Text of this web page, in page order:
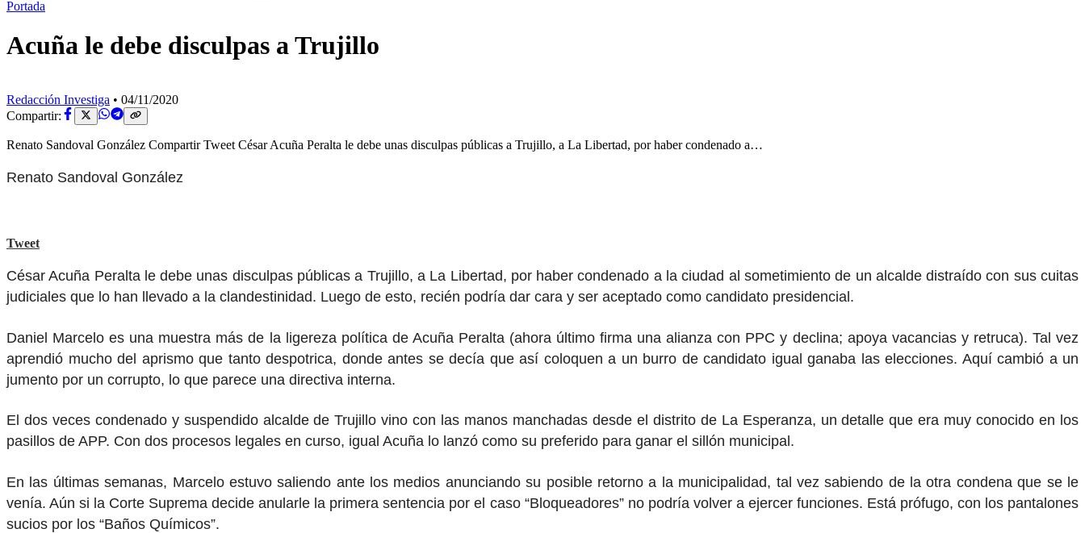
Portada
Acuña le debe disculpas a Trujillo
Redacción Investiga • 04/11/2020
Compartir:
Renato Sandoval González Compartir Tweet César Acuña Peralta le debe unas disculpas públicas a Trujillo, a La Libertad, por haber condenado a…
Renato Sandoval González
Tweet
César Acuña Peralta le debe unas disculpas públicas a Trujillo, a La Libertad, por haber condenado a la ciudad al sometimiento de un alcalde distraído con sus cuitas
judiciales que lo han llevado a la clandestinidad. Luego de esto, recién podría dar cara y ser aceptado como candidato presidencial.
Daniel Marcelo es una muestra más de la ligereza política de Acuña Peralta (ahora último firma una alianza con PPC y declina; apoya vacancias y retruca). Tal vez
aprendió mucho del aprismo que tanto despotrica, donde antes se decía que así coloquen a un burro de candidato igual ganaba las elecciones. Aquí cambió a un
jumento por un corrupto, lo que parece una directiva interna.
El dos veces condenado y suspendido alcalde de Trujillo vino con las manos manchadas desde el distrito de La Esperanza, un detalle que era muy conocido en los
pasillos de APP. Con dos procesos legales en curso, igual Acuña lo lanzó como su preferido para ganar el sillón municipal.
En las últimas semanas, Marcelo estuvo saliendo ante los medios anunciando su posible retorno a la municipalidad, tal vez sabiendo de la otra condena que se le
venía. Aún si la Corte Suprema decide anularle la primera sentencia por el caso “Bloqueadores” no podría volver a ejercer funciones. Está prófugo, con los pantalones
sucios por los “Baños Químicos”.